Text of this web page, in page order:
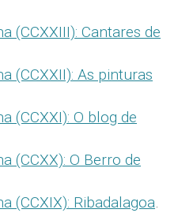
(CCXXIII): Cantares de
(CCXXII): As pinturas
(CCXXI): O blog de
(CCXX): O Berro de
(CCXIX): Ribadalagoa.